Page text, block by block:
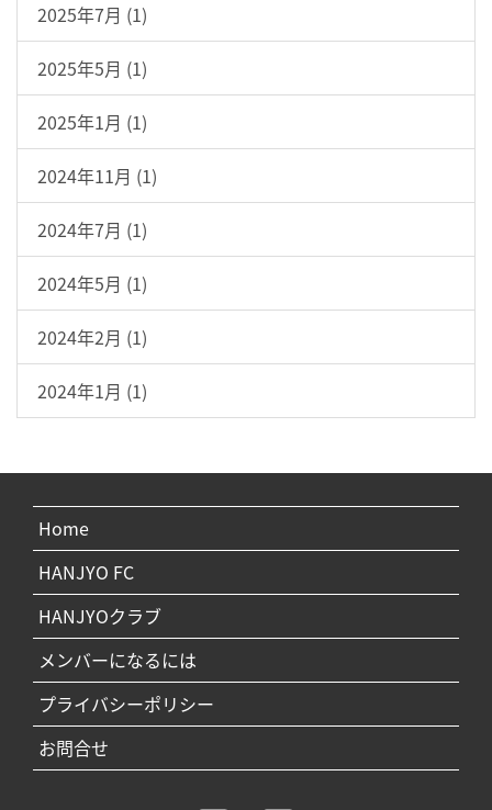
2025年7月 (1)
2025年5月 (1)
2025年1月 (1)
2024年11月 (1)
2024年7月 (1)
2024年5月 (1)
2024年2月 (1)
2024年1月 (1)
Home
HANJYO FC
HANJYOクラブ
メンバーになるには
プライバシーポリシー
お問合せ